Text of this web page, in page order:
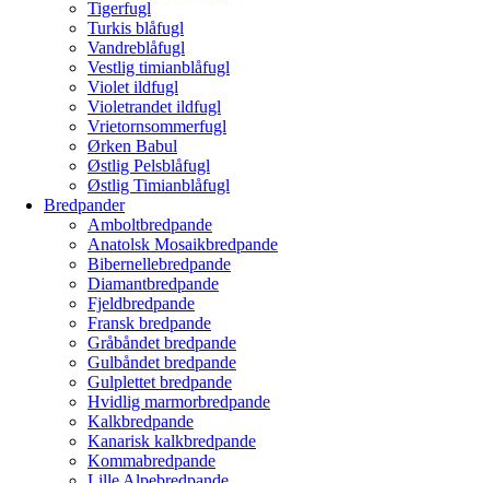
Tigerfugl
Turkis blåfugl
Vandreblåfugl
Vestlig timianblåfugl
Violet ildfugl
Violetrandet ildfugl
Vrietornsommerfugl
Ørken Babul
Østlig Pelsblåfugl
Østlig Timianblåfugl
Bredpander
Amboltbredpande
Anatolsk Mosaikbredpande
Bibernellebredpande
Diamantbredpande
Fjeldbredpande
Fransk bredpande
Gråbåndet bredpande
Gulbåndet bredpande
Gulplettet bredpande
Hvidlig marmorbredpande
Kalkbredpande
Kanarisk kalkbredpande
Kommabredpande